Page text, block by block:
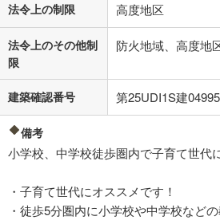
法令上の制限 高度地区
法令上のその他制
限
防火地域、高度地
建築確認番号 第25UDI1S建
備考
小学校、中学校徒歩圏内で子育て世代
・子育て世代にオススメです！
・徒歩5分圏内に小学校や中学校など